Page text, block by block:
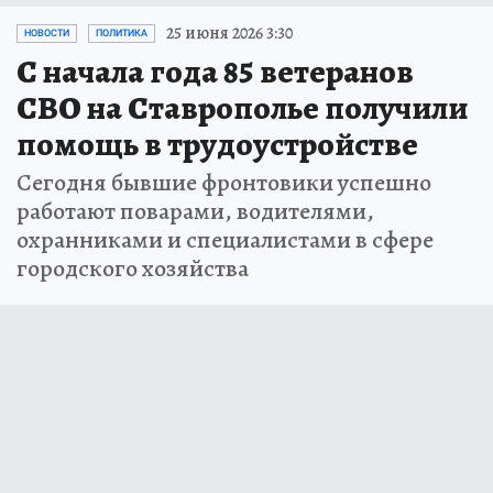
НОВОСТИ ПОЛИТИКА 25 июня 2026 3:30
С начала года 85 ветеранов
СВО на Ставрополье получили
помощь в трудоустройстве
Сегодня бывшие фронтовики успешно
работают поварами, водителями,
охранниками и специалистами в сфере
городского хозяйства